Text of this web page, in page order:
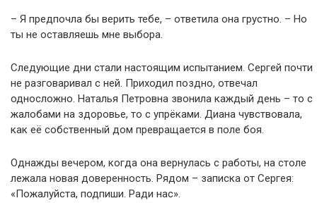
– Я предпочла бы верить тебе, – ответила она грустно. – Но
ты не оставляешь мне выбора.
Следующие дни стали настоящим испытанием. Сергей почти
не разговаривал с ней. Приходил поздно, отвечал
односложно. Наталья Петровна звонила каждый день – то с
жалобами на здоровье, то с упрёками. Диана чувствовала,
как её собственный дом превращается в поле боя.
Однажды вечером, когда она вернулась с работы, на столе
лежала новая доверенность. Рядом – записка от Сергея:
«Пожалуйста, подпиши. Ради нас».